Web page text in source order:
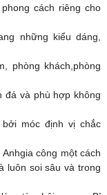
cách riêng cho
những kiểu dáng,
phòng khách,phòng
đá và phù hợp không
móc định vị chắc
công một cách
luôn soi sâu và trong